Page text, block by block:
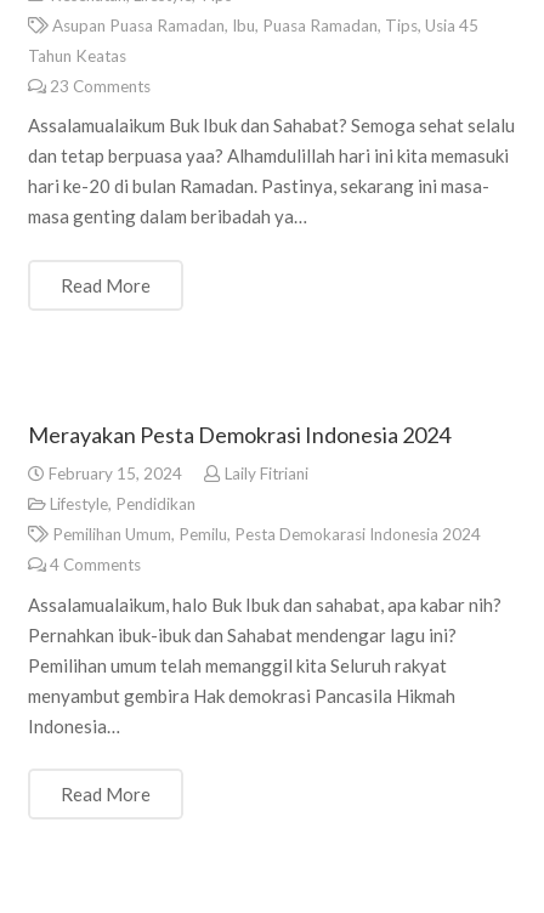
Asupan Puasa Ramadan, Ibu, Puasa Ramadan, Tips, Usia 45
Tahun Keatas
23 Comments
Assalamualaikum Buk Ibuk dan Sahabat? Semoga sehat selalu
dan tetap berpuasa yaa? Alhamdulillah hari ini kita memasuki
hari ke-20 di bulan Ramadan. Pastinya, sekarang ini masa-
masa genting dalam beribadah ya…
Read More
Merayakan Pesta Demokrasi Indonesia 2024
February 15, 2024
Laily Fitriani
Lifestyle, Pendidikan
Pemilihan Umum, Pemilu, Pesta Demokarasi Indonesia 2024
4 Comments
Assalamualaikum, halo Buk Ibuk dan sahabat, apa kabar nih?
Pernahkan ibuk-ibuk dan Sahabat mendengar lagu ini?
Pemilihan umum telah memanggil kita Seluruh rakyat
menyambut gembira Hak demokrasi Pancasila Hikmah
Indonesia…
Read More